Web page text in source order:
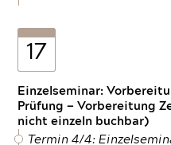
17
Einzelseminar:
Prüfung — Vorbereitung
nicht einzeln buchbar)
Termin 4/4: